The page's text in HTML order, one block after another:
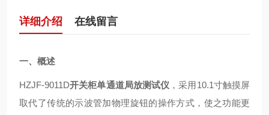
详细介绍 在线留言
一、概述
HZJF-9011D开关柜单通道局放测试仪 ，采用10.1寸触摸屏
取代了传统的示波管加物理旋钮的操作方式，使之功能更